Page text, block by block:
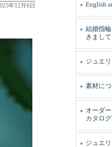
年12月6日 English
結婚指
きまして
ジュエ
素材に
オーダ
カタログ
ジュエ